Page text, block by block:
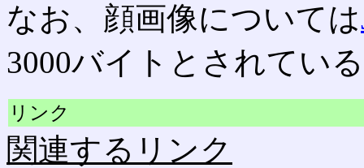
なお、顔画像については
3000バイトとされてい
リンク
関連するリンク